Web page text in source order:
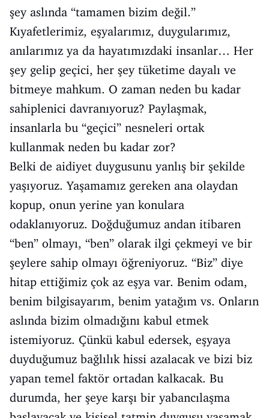
şey aslında “tamamen bizim değil.”
Kıyafetlerimiz, eşyalarımız, duygularımız,
anılarımız ya da hayatımızdaki insanlar… Her
şey gelip geçici, her şey tüketime dayalı ve
bitmeye mahkum. O zaman neden bu kadar
sahiplenici davranıyoruz? Paylaşmak,
insanlarla bu “geçici” nesneleri ortak
kullanmak neden bu kadar zor?
Belki de aidiyet duygusunu yanlış bir şekilde
yaşıyoruz. Yaşamamız gereken ana olaydan
kopup, onun yerine yan konulara
odaklanıyoruz. Doğduğumuz andan itibaren
“ben” olmayı, “ben” olarak ilgi çekmeyi ve bir
şeylere sahip olmayı öğreniyoruz. “Biz” diye
hitap ettiğimiz çok az eşya var. Benim odam,
benim bilgisayarım, benim yatağım vs. Onların
aslında bizim olmadığını kabul etmek
istemiyoruz. Çünkü kabul edersek, eşyaya
duyduğumuz bağlılık hissi azalacak ve bizi biz
yapan temel faktör ortadan kalkacak. Bu
durumda, her şeye karşı bir yabancılaşma